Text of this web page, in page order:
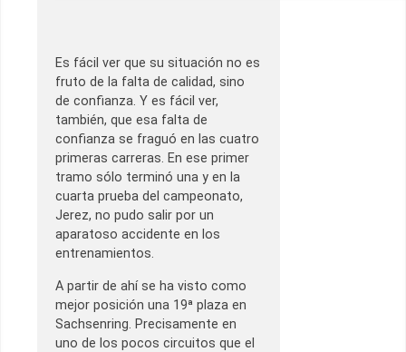
Es fácil ver que su situación no es
fruto de la falta de calidad, sino
de confianza. Y es fácil ver,
también, que esa falta de
confianza se fraguó en las cuatro
primeras carreras. En ese primer
tramo sólo terminó una y en la
cuarta prueba del campeonato,
Jerez, no pudo salir por un
aparatoso accidente en los
entrenamientos.
A partir de ahí se ha visto como
mejor posición una 19ª plaza en
Sachsenring. Precisamente en
uno de los pocos circuitos que el